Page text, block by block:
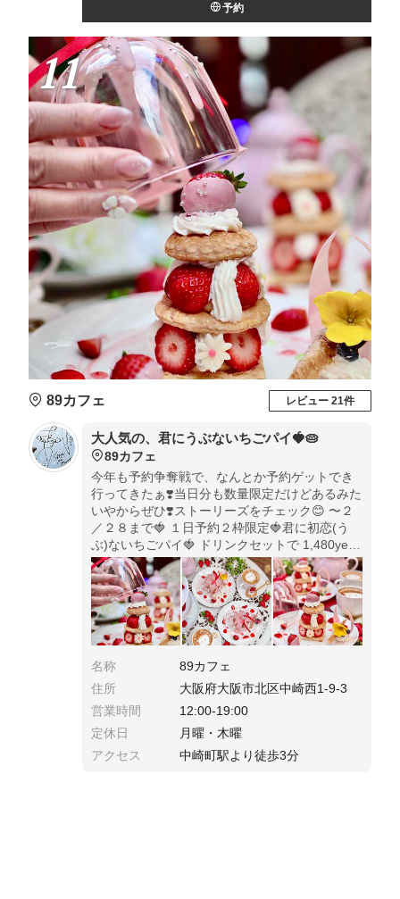
予約
11
89カフェ レビュー 21件
大人気の、君にうぶないちごパイ🍓🥧
89カフェ
今年も予約争奪戦で、なんとか予約ゲットでき
行ってきたぁ❣️当日分も数量限定だけどあるみた
いやからぜひ❣️ストーリーズをチェック😊 〜２
／２８まで🍓 １日予約２枠限定🍓君に初恋(う
ぶ)ないちごパイ🍓 ドリンクセットで 1,480yen
私たちはデザインカフェラテにして 1,680yen
名称
89カフェ
住所
大阪府大阪市北区中崎西1-9-3
営業時間
12:00-19:00
定休日
月曜・木曜
アクセス
中崎町駅より徒歩3分